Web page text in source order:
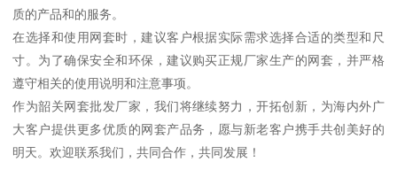
质的产品和的服务。
在选择和使用网套时，建议客户根据实际需求选择合适的类型和尺
寸。为了确保安全和环保，建议购买正规厂家生产的网套，并严格
遵守相关的使用说明和注意事项。
作为韶关网套批发厂家，我们将继续努力，开拓创新，为海内外广
大客户提供更多优质的网套产品务，愿与新老客户携手共创美好的
明天。欢迎联系我们，共同合作，共同发展！